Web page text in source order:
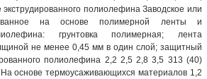
полиолефина Заводское или
на основе полимерной ленты и
грунтовка полимерная; лента
не менее 0,45 мм в один слой; защитный
полиолефина 2,2 2,5 2,8 3,5 313 (40)
основе термоусаживающихся материалов 1,2